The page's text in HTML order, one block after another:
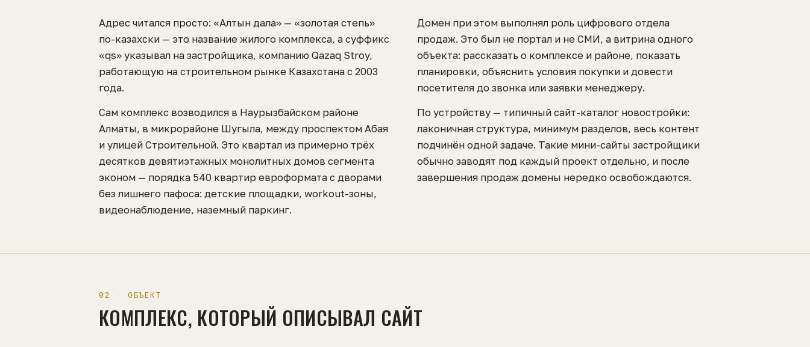
Адрес читался просто: «Алтын дала» — «золотая степь»
по-казахски — это название жилого комплекса, а суффикс
«qs» указывал на застройщика, компанию Qazaq Stroy,
работающую на строительном рынке Казахстана с 2003
года.
Сам комплекс возводился в Наурызбайском районе
Алматы, в микрорайоне Шугыла, между проспектом Абая
и улицей Строительной. Это квартал из примерно трёх
десятков девятиэтажных монолитных домов сегмента
эконом — порядка 540 квартир евроформата с дворами
без лишнего пафоса: детские площадки, workout-зоны,
видеонаблюдение, наземный паркинг.
Домен при этом выполнял роль цифрового отдела
продаж. Это был не портал и не СМИ, а витрина одного
объекта: рассказать о комплексе и районе, показать
планировки, объяснить условия покупки и довести
посетителя до звонка или заявки менеджеру.
По устройству — типичный сайт-каталог новостройки:
лаконичная структура, минимум разделов, весь контент
подчинён одной задаче. Такие мини-сайты застройщики
обычно заводят под каждый проект отдельно, и после
завершения продаж домены нередко освобождаются.
02 · ОБЪЕКТ
КОМПЛЕКС, КОТОРЫЙ ОПИСЫВАЛ САЙТ